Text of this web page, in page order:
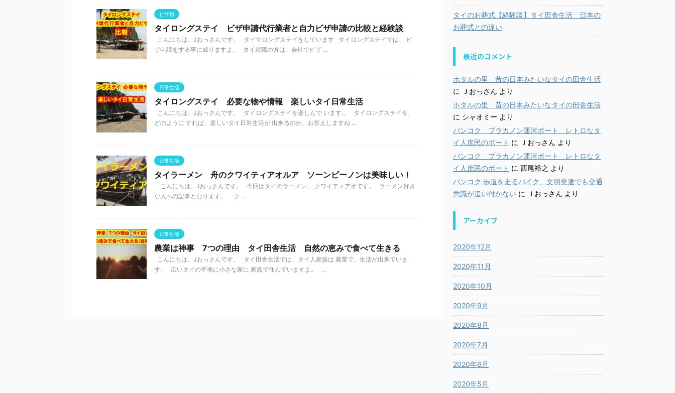
ビザ類
タイロングステイ ビザ申請代行業者と自力ビザ申請の比較と経験談
こんにちは、Jおっさんです。 タイでロングステイをしています タイロングステイでは、 ビ
ザ申請をする事に成りますよ。 タイ就職の方は、会社でビザ ...
日常生活
タイロングステイ 必要な物や情報 楽しいタイ日常生活
こんにちは、Jおっさんです。 タイロングステイを楽しんで います.。 タイロングステイを、
どのように すれば、楽しいタイ日常生活が 出来るのか、お答えしますね ...
日常生活
タイラーメン 舟のクワイティアオルア ソーンピーノンは美味しい！
こんにちは、Jおっさんです。 今回はタイのラーメン、 クワイティアオです。 ラーメン好き
な人への記事となります。 ク ...
日常生活
農業は神事 7つの理由 タイ田舎生活 自然の恵みで食べて生きる
こんにちは、Jおっさんです。 タイ田舎生活では、タイ人家族は 農業で、生活が出来ていま
す。 広いタイの平地に小さな家に 家族で住んでいますよ。 ...
タイのお葬式【経験談】タイ田舎生活 日本の
お葬式との違い
最近のコメント
ホタルの里 昔の日本みたいなタイの田舎生活
に
Ｊおっさん より
ホタルの里 昔の日本みたいなタイの田舎生活
に シャオミー より
バンコク プラカノン運河ボート レトロなタ
イ人庶民のボート に Ｊおっさん より
バンコク プラカノン運河ボート レトロなタ
イ人庶民のボート に 西尾裕之 より
バンコク 歩道を走るバイク、文明発達でも交通
意識が追い付かない に Ｊおっさん より
アーカイブ
2020年12月
2020年11月
2020年10月
2020年9月
2020年8月
2020年7月
2020年6月
2020年5月